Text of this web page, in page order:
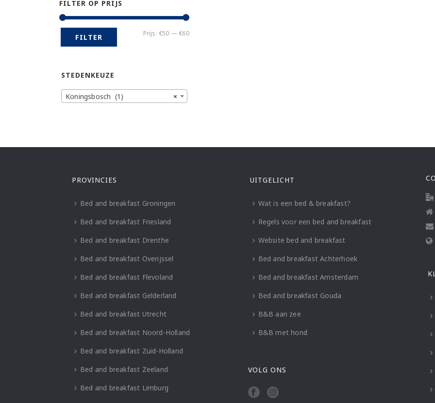
FILTER OP PRIJS
Min.
Max.
FILTER Prijs: €50 —€60
STEDENKEUZE
×
Koningsbosch (1)
PROVINCIES
Bed and breakfast Groningen
Bed and breakfast Friesland
Bed and breakfast Drenthe
Bed and breakfast Overijssel
Bed and breakfast Flevoland
Bed and breakfast Gelderland
Bed and breakfast Utrecht
Bed and breakfast Noord-Holland
Bed and breakfast Zuid-Holland
Bed and breakfast Zeeland
Bed and breakfast Limburg
UITGELICHT
Wat is een bed & breakfast?
Regels voor een bed and breakfast
Website bed and breakfast
Bed and breakfast Achterhoek
Bed and breakfast Amsterdam
Bed and breakfast Gouda
B&B aan zee
B&B met hond
VOLG ONS